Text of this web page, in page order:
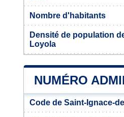
Nombre d'habitants
Densité de population
Loyola
NUMÉRO
Code de Saint-Ignace-